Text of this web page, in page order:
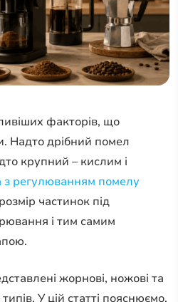
факторів, що
Надто дрібний помел
крупний – кислим і
з регулюванням помелу
частинок під
і тим самим
жорнові, ножові та
У цій статті пояснюємо,